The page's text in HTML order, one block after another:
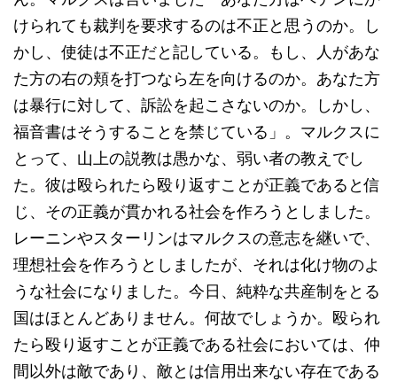
けられても裁判を要求するのは不正と思うのか。し
かし、使徒は不正だと記している。もし、人があな
た方の右の頬を打つなら左を向けるのか。あなた方
は暴行に対して、訴訟を起こさないのか。しかし、
福音書はそうすることを禁じている」。マルクスに
とって、山上の説教は愚かな、弱い者の教えでし
た。彼は殴られたら殴り返すことが正義であると信
じ、その正義が貫かれる社会を作ろうとしました。
レーニンやスターリンはマルクスの意志を継いで、
理想社会を作ろうとしましたが、それは化け物のよ
うな社会になりました。今日、純粋な共産制をとる
国はほとんどありません。何故でしょうか。殴られ
たら殴り返すことが正義である社会においては、仲
間以外は敵であり、敵とは信用出来ない存在である